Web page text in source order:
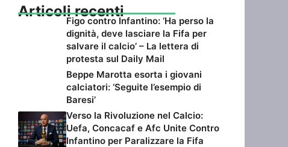
Articoli recenti
Figo contro Infantino: ‘Ha perso la
dignità, deve lasciare la Fifa per
salvare il calcio’ – La lettera di
protesta sul Daily Mail
Beppe Marotta esorta i giovani
calciatori: ‘Seguite l’esempio di
Baresi’
Verso la Rivoluzione nel Calcio:
Uefa, Concacaf e Afc Unite Contro
Infantino per Paralizzare la Fifa